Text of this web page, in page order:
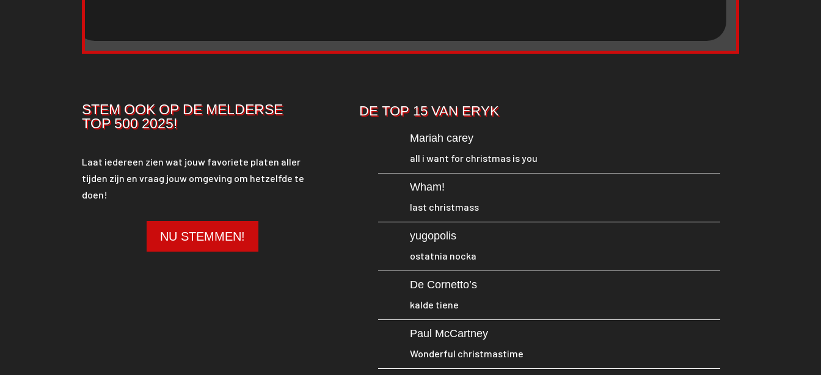
STEM OOK OP DE MELDERSE
TOP 500 2025!
Laat iedereen zien wat jouw favoriete platen aller
tijden zijn en vraag jouw omgeving om hetzelfde te
doen!
NU STEMMEN!
DE TOP 15 VAN ERYK
Mariah carey
all i want for christmas is you
Wham!
last christmass
yugopolis
ostatnia nocka
De Cornetto’s
kalde tiene
Paul McCartney
Wonderful christmastime